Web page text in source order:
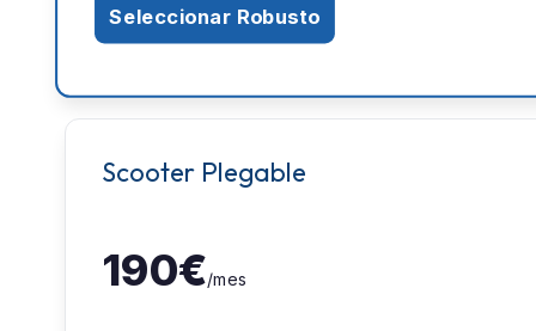
Seleccionar Robusto
Scooter Plegable
190€/mes